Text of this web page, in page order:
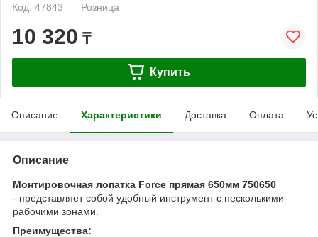
Код: 47843
Розница
10 320 ₸
Купить
Описание Характеристики Доставка Оплата
Описание
Монтировочная лопатка Force прямая 650мм 750650
- представляет собой удобный инструмент с несколькими
рабочими зонами.
Преимущества: